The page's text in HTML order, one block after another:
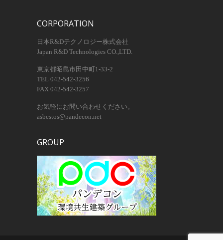
CORPORATION
日本R&Dテクノロジー株式会社
Japan R&D Technologies CO.,LTD.
東京都昭島市田中町1-33-2
TEL 042-542-3256
FAX 042-542-3257
お気軽にお問い合わせください。
asbestos@pandecon.net
GROUP